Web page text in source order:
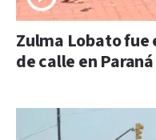
Zulma Lobato fue
de calle en Paraná